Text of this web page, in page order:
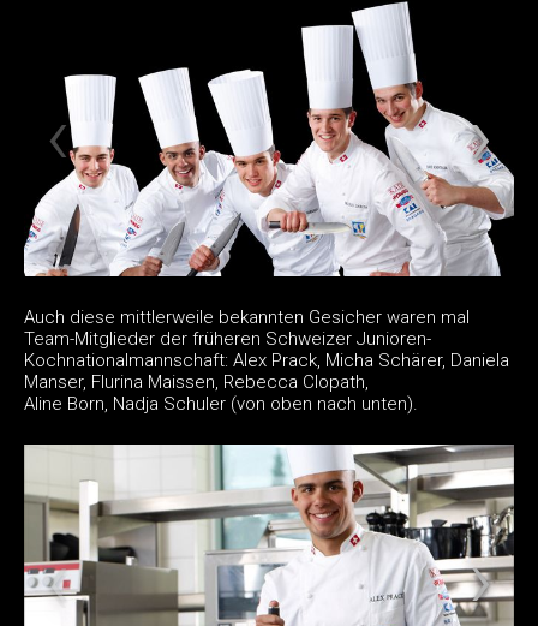
Auch diese mittlerweile bekannten Gesicher waren mal
Team-Mitglieder der früheren Schweizer Junioren-
Kochnationalmannschaft: Alex Prack, Micha Schärer, Daniela
Manser, Flurina Maissen, Rebecca Clopath,
Aline Born, Nadja Schuler (von oben nach unten).